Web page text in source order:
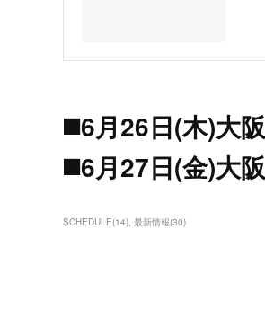
◼️6月26日(木)大阪
◼️6月27日(金)大阪
SCHEDULE(14) 最新情報(30)